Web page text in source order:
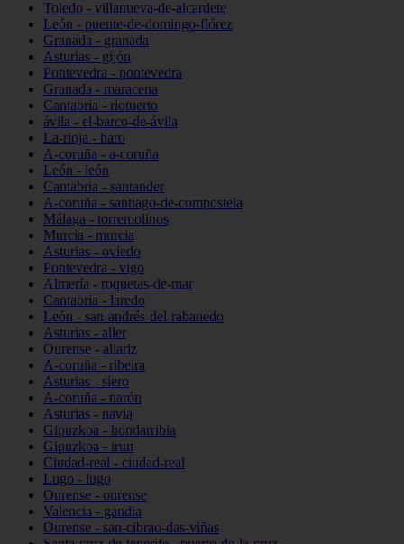
Toledo - villanueva-de-alcardete
León - puente-de-domingo-flórez
Granada - granada
Asturias - gijón
Pontevedra - pontevedra
Granada - maracena
Cantabria - riotuerto
ávila - el-barco-de-ávila
La-rioja - haro
A-coruña - a-coruña
León - león
Cantabria - santander
A-coruña - santiago-de-compostela
Málaga - torremolinos
Murcia - murcia
Asturias - oviedo
Pontevedra - vigo
Almería - roquetas-de-mar
Cantabria - laredo
León - san-andrés-del-rabanedo
Asturias - aller
Ourense - allariz
A-coruña - ribeira
Asturias - siero
A-coruña - narón
Asturias - navia
Gipuzkoa - hondarribia
Gipuzkoa - irun
Ciudad-real - ciudad-real
Lugo - lugo
Ourense - ourense
Valencia - gandia
Ourense - san-cibrao-das-viñas